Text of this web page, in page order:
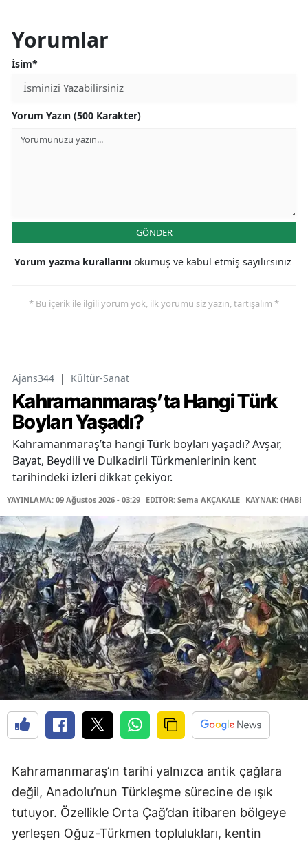
Yorumlar
İsim*
Yorum Yazın (500 Karakter)
GÖNDER
Yorum yazma kurallarını okumuş ve kabul etmiş sayılırsınız
* Bu içerik ile ilgili yorum yok, ilk yorumu siz yazın, tartışalım *
Ajans344 | Kültür-Sanat
Kahramanmaraş’ta Hangi Türk
Boyları Yaşadı?
Kahramanmaraş’ta hangi Türk boyları yaşadı? Avşar,
Bayat, Beydili ve Dulkadirli Türkmenlerinin kent
tarihindeki izleri dikkat çekiyor.
YAYINLAMA: 09 Ağustos 2026 - 03:29 EDİTÖR: Sema AKÇAKALE KAYNAK:
Kahramanmaraş’ın tarihi yalnızca antik çağlara
değil, Anadolu’nun Türkleşme sürecine de ışık
tutuyor. Özellikle Orta Çağ’dan itibaren bölgeye
yerleşen Oğuz-Türkmen toplulukları, kentin